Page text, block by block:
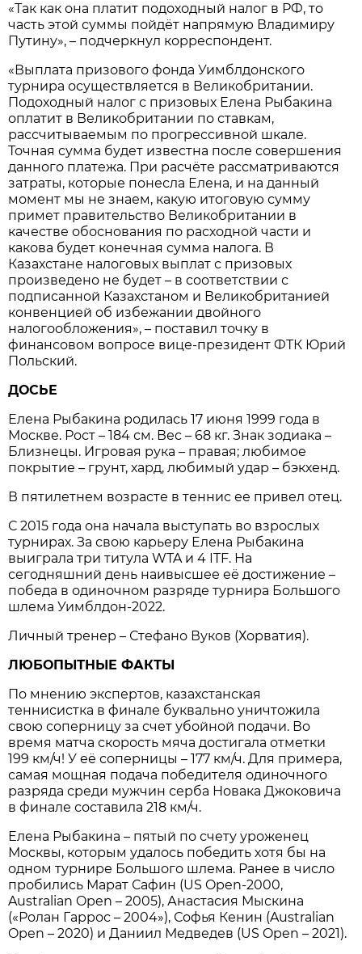
«Так как она платит подоходный налог в РФ, то
часть этой суммы пойдёт напрямую Владимиру
Путину», – подчеркнул корреспондент.
«Выплата призового фонда Уимблдонского
турнира осуществляется в Великобритании.
Подоходный налог с призовых Елена Рыбакина
оплатит в Великобритании по ставкам,
рассчитываемым по прогрессивной шкале.
Точная сумма будет известна после совершения
данного платежа. При расчёте рассматриваются
затраты, которые понесла Елена, и на данный
момент мы не знаем, какую итоговую сумму
примет правительство Великобритании в
качестве обоснования по расходной части и
какова будет конечная сумма налога. В
Казахстане налоговых выплат с призовых
произведено не будет – в соответствии с
подписанной Казахстаном и Великобританией
конвенцией об избежании двойного
налогообложения», – поставил точку в
финансовом вопросе вице-президент ФТК Юрий
Польский.
ДОСЬЕ
Елена Рыбакина родилась 17 июня 1999 года в
Москве. Рост – 184 см. Вес – 68 кг. Знак зодиака –
Близнецы. Игровая рука – правая; любимое
покрытие – грунт, хард, любимый удар – бэкхенд.
В пятилетнем возрасте в теннис ее привел отец.
С 2015 года она начала выступать во взрослых
турнирах. За свою карьеру Елена Рыбакина
выиграла три титула WTA и 4 ITF. На
сегодняшний день наивысшее её достижение –
победа в одиночном разряде турнира Большого
шлема Уимблдон-2022.
Личный тренер – Стефано Вуков (Хорватия).
ЛЮБОПЫТНЫЕ ФАКТЫ
По мнению экспертов, казахстанская
теннисистка в финале буквально уничтожила
свою соперницу за счет убойной подачи. Во
время матча скорость мяча достигала отметки
199 км/ч! У её соперницы – 177 км/ч. Для примера,
самая мощная подача победителя одиночного
разряда среди мужчин серба Новака Джоковича
в финале составила 218 км/ч.
Елена Рыбакина – пятый по счету уроженец
Москвы, которым удалось победить хотя бы на
одном турнире Большого шлема. Ранее в число
пробились Марат Сафин (US Open-2000,
Australian Open – 2005), Анастасия Мыскина
(«Ролан Гаррос – 2004»), Софья Кенин (Australian
Open – 2020) и Даниил Медведев (US Open – 2021).